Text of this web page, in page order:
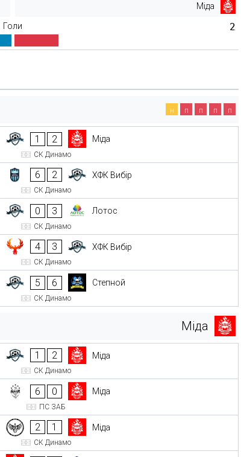
Міда
Голи 2
н п п п п
1 2 Міда
СК Динамо
6 2 ХФК Вибір
СК Динамо
0 3 Лотос
СК Динамо
4 3 ХФК Вибір
СК Динамо
5 6 Степной
СК Динамо
Міда
1 2 Міда
СК Динамо
6 0 Міда
ПС ЗАБ
2 1 Міда
СК Динамо